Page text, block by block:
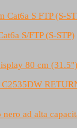
S/FTP (S-STP)